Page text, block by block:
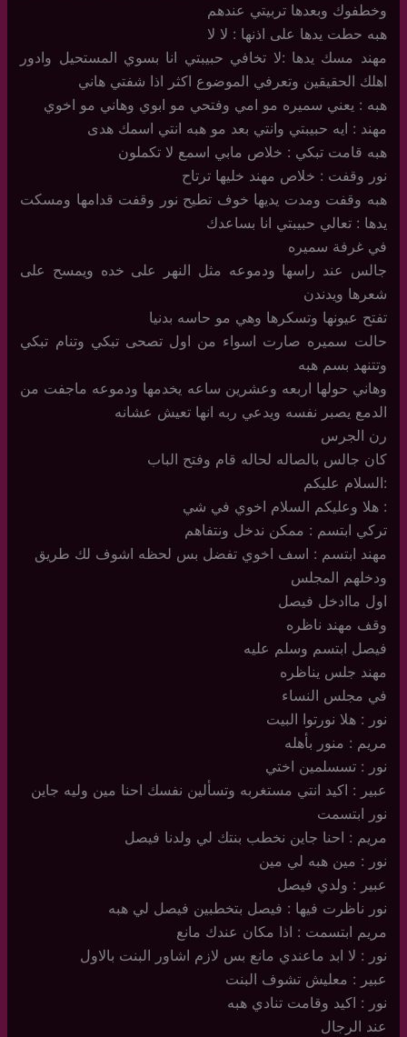
وخطفوك وبعدها تربيتي عندهم
هبه حطت يدها على اذنها : لا لا
مهند مسك يدها :لا تخافي حبيبتي انا بسوي المستحيل وادور
اهلك الحقيقين وتعرفي الموضوع اكثر اذا شفتي هاني
هبه : يعني سميره مو امي وفتحي مو ابوي وهاني مو اخوي
مهند : ايه حبيبتي وانتي بعد مو هبه انتي اسمك هدى
هبه قامت تبكي : خلاص مابي اسمع لا تكملون
نور وقفت : خلاص مهند خليها ترتاح
هبه وقفت ومدت يديها خوف تطيح نور وقفت قدامها ومسكت
يدها : تعالي حبيبتي انا بساعدك
في غرفة سميره
جالس عند راسها ودموعه مثل النهر على خده ويمسح على
شعرها ويدندن
تفتح عيونها وتسكرها وهي مو حاسه بدنيا
حالت سميره صارت اسواء من اول تصحى تبكي وتنام تبكي
وتتنهد بسم هبه
وهاني حولها اربعه وعشرين ساعه يخدمها ودموعه ماجفت من
الدمع يصبر نفسه ويدعي ربه انها تعيش عشانه
رن الجرس
كان جالس بالصاله لحاله قام وفتح الباب
:السلام عليكم
: هلا وعليكم السلام اخوي في شي
تركي ابتسم : ممكن ندخل ونتفاهم
مهند ابتسم : اسف اخوي تفضل بس لحظه اشوف لك طريق
ودخلهم المجلس
اول ماادخل فيصل
وقف مهند ناظره
فيصل ابتسم وسلم عليه
مهند جلس يناظره
في مجلس النساء
نور : هلا نورتوا البيت
مريم : منور بأهله
نور : تسسلمين اختي
عبير : اكيد انتي مستغربه وتسألين نفسك احنا مين وليه جاين
نور ابتسمت
مريم : احنا جاين نخطب بنتك لي ولدنا فيصل
نور : مين هبه لي مين
عبير : ولدي فيصل
نور ناظرت فيها : فيصل بتخطبين فيصل لي هبه
مريم ابتسمت : اذا مكان عندك مانع
نور : لا ابد ماعندي مانع بس لازم اشاور البنت بالاول
عبير : معليش تشوف البنت
نور : اكيد وقامت تنادي هبه
عند الرجال